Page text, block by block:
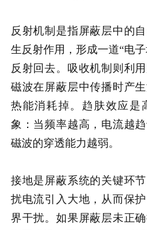
反射机制是指屏蔽层中的
生反射作用，形成一道“电
反射回去。吸收机制则利
磁波在屏蔽层中传播时产
热能消耗掉。趋肤效应是
象：当频率越高，电流越
磁波的穿透能力越弱。
接地是屏蔽系统的关键环
扰电流引入大地，从而保
界干扰。如果屏蔽层未正